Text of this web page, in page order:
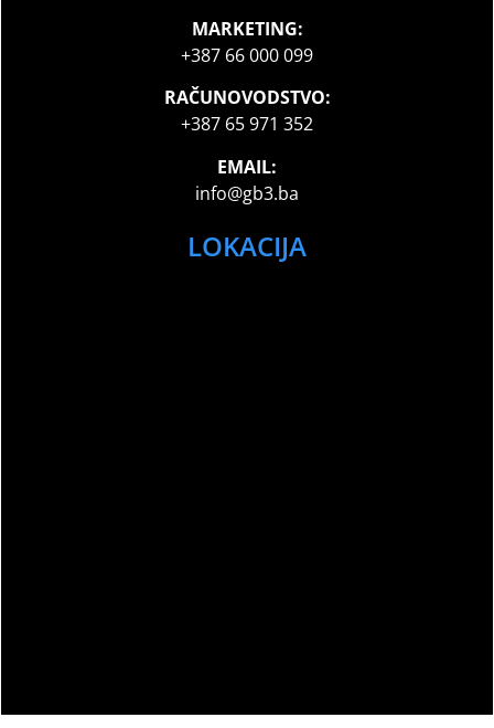
MARKETING:
+387 66 000 099
RAČUNOVODSTVO:
+387 65 971 352
EMAIL:
info@gb3.ba
LOKACIJA